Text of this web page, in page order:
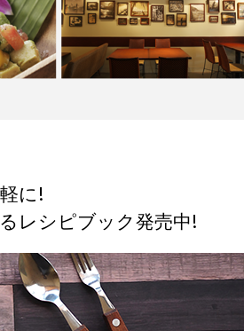
に!
レシピブック発売中!